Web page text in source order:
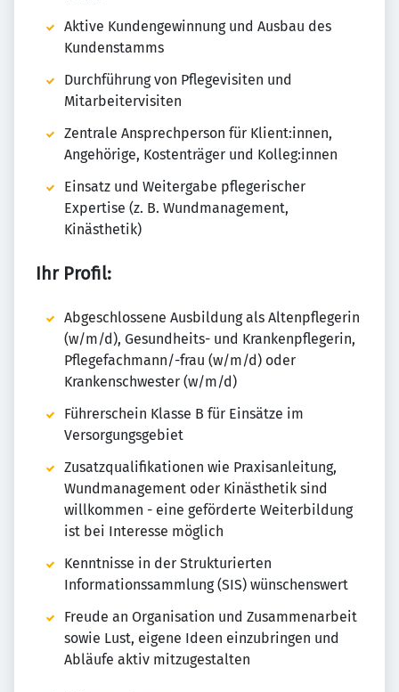
Aktive Kundengewinnung und Ausbau des
Kundenstamms
Durchführung von Pflegevisiten und
Mitarbeitervisiten
Zentrale Ansprechperson für Klient:innen,
Angehörige, Kostenträger und Kolleg:innen
Einsatz und Weitergabe pflegerischer
Expertise (z. B. Wundmanagement,
Kinästhetik)
Ihr Profil:
Abgeschlossene Ausbildung als Altenpflegerin
(w/m/d), Gesundheits- und Krankenpflegerin,
Pflegefachmann/-frau (w/m/d) oder
Krankenschwester (w/m/d)
Führerschein Klasse B für Einsätze im
Versorgungsgebiet
Zusatzqualifikationen wie Praxisanleitung,
Wundmanagement oder Kinästhetik sind
willkommen - eine geförderte Weiterbildung
ist bei Interesse möglich
Kenntnisse in der Strukturierten
Informationssammlung (SIS) wünschenswert
Freude an Organisation und Zusammenarbeit
sowie Lust, eigene Ideen einzubringen und
Abläufe aktiv mitzugestalten